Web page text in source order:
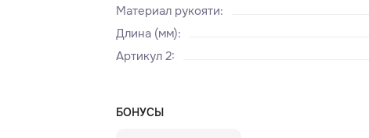
Материал рукояти:
Длина (мм):
Артикул 2:
БОНУСЫ